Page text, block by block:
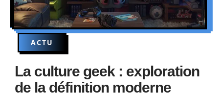
ACTU
La culture geek : exploration
de la définition moderne